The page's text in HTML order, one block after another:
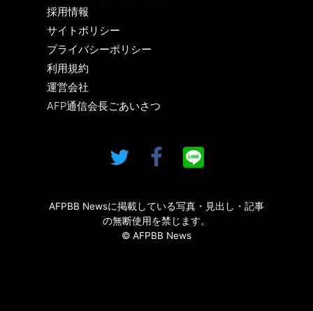
採用情報
サイトポリシー
プライバシーポリシー
利用規約
運営会社
AFP通信会長ごあいさつ
AFPBB Newsに掲載している写真・見出し・記事
の無断使用を禁じます。
© AFPBB News